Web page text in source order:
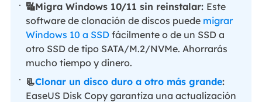
🔣Migra Windows 10/11 sin reinstalar: Este
software de clonación de discos puede migrar
Windows 10 a SSD fácilmente o de un SSD a
otro SSD de tipo SATA/M.2/NVMe. Ahorrarás
mucho tiempo y dinero.
📃Clonar un disco duro a otro más grande:
EaseUS Disk Copy garantiza una actualización